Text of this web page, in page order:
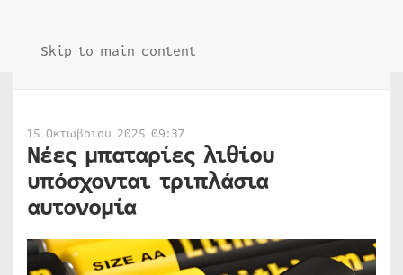
Skip to main content
15 Οκτωβρίου 2025 09:37
Νέες μπαταρίες λιθίου
υπόσχονται τριπλάσια
αυτονομία